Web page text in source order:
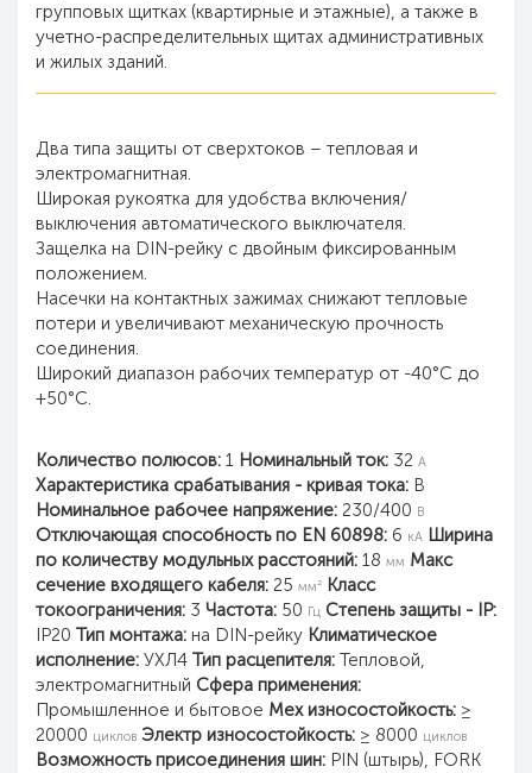
групповых щитках (квартирные и этажные), а также в
учетно-распределительных щитах административных
и жилых зданий.
Два типа защиты от сверхтоков – тепловая и
электромагнитная.
Широкая рукоятка для удобства включения/
выключения автоматического выключателя.
Защелка на DIN-рейку с двойным фиксированным
положением.
Насечки на контактных зажимах снижают тепловые
потери и увеличивают механическую прочность
соединения.
Широкий диапазон рабочих температур от -40°С до
+50°С.
Количество полюсов: 1 Номинальный ток: 32 А
Характеристика срабатывания - кривая тока: B
Номинальное рабочее напряжение: 230/400 В
Отключающая способность по EN 60898: 6 кА Ширина
по количеству модульных расстояний: 18 мм Макс
сечение входящего кабеля: 25 мм² Класс
токоограничения: 3 Частота: 50 Гц Степень защиты - IP:
IP20 Тип монтажа: на DIN-рейку Климатическое
исполнение: УХЛ4 Тип расцепителя: Тепловой,
электромагнитный Сфера применения:
Промышленное и бытовое Мех износостойкость: ≥
20000 циклов Электр износостойкость: ≥ 8000 циклов
Возможность присоединения шин: PIN (штырь), FORK